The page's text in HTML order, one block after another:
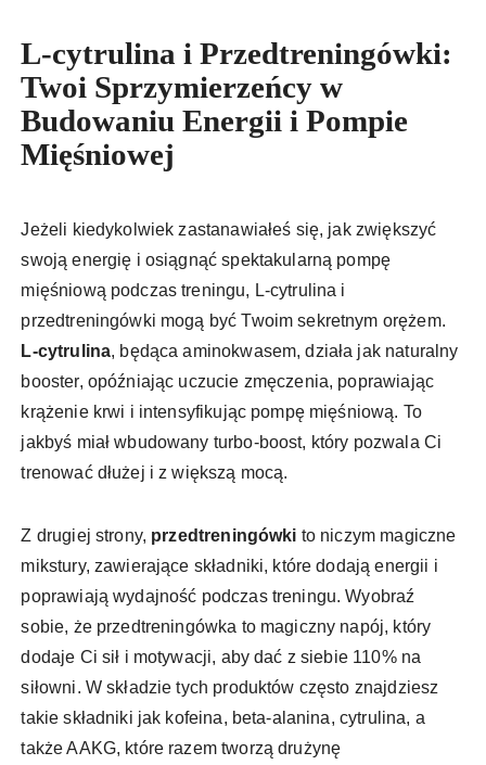
L-cytrulina i Przedtreningówki:
Twoi Sprzymierzeńcy w
Budowaniu Energii i Pompie
Mięśniowej
Jeżeli kiedykolwiek zastanawiałeś się, jak zwiększyć
swoją energię i osiągnąć spektakularną pompę
mięśniową podczas treningu, L-cytrulina i
przedtreningówki mogą być Twoim sekretnym orężem.
L-cytrulina, będąca aminokwasem, działa jak naturalny
booster, opóźniając uczucie zmęczenia, poprawiając
krążenie krwi i intensyfikując pompę mięśniową. To
jakbyś miał wbudowany turbo-boost, który pozwala Ci
trenować dłużej i z większą mocą.
Z drugiej strony, przedtreningówki to niczym magiczne
mikstury, zawierające składniki, które dodają energii i
poprawiają wydajność podczas treningu. Wyobraź
sobie, że przedtreningówka to magiczny napój, który
dodaje Ci sił i motywacji, aby dać z siebie 110% na
siłowni. W składzie tych produktów często znajdziesz
takie składniki jak kofeina, beta-alanina, cytrulina, a
także AAKG, które razem tworzą drużynę